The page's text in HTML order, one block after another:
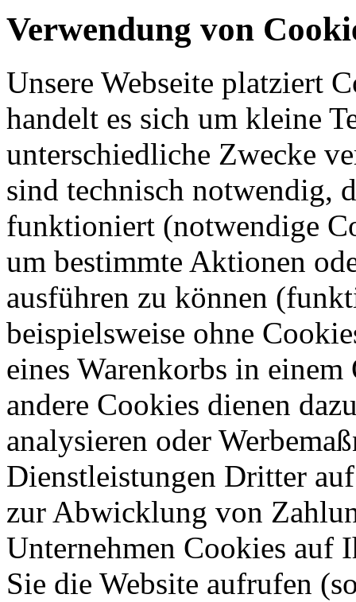
Verwendung von
Unsere Webseite platziert
handelt es sich um kleine
unterschiedliche Zwecke
sind technisch notwendig,
funktioniert (notwendige
um bestimmte Aktionen
ausführen zu können
beispielsweise ohne
eines Warenkorbs in
andere Cookies dienen
analysieren oder
Dienstleistungen Dritter
zur Abwicklung von
Unternehmen Cookies auf
Sie die Website aufrufen